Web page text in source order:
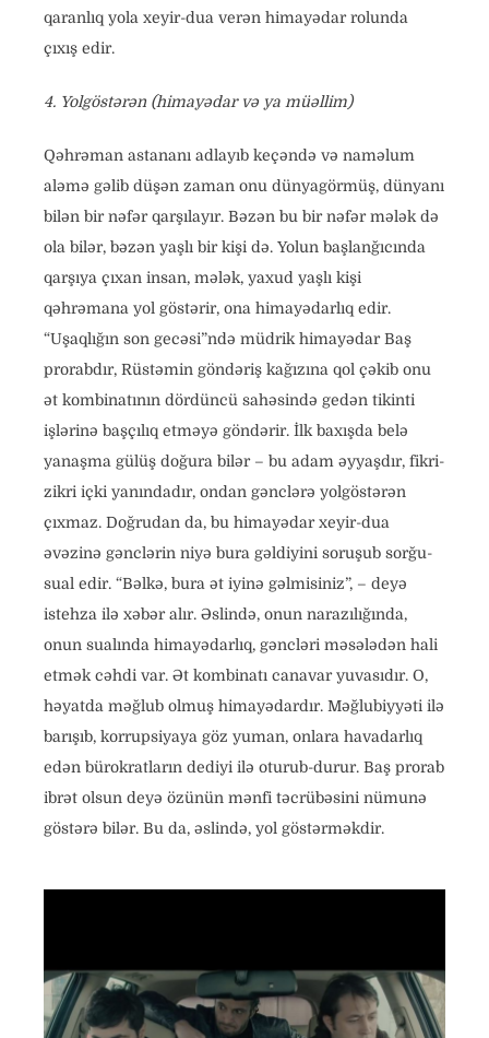
qaranlıq yola xeyir-dua verən himayədar rolunda
çıxış edir.
4. Yolgöstərən (himayədar və ya müəllim)
Qəhrəman astananı adlayıb keçəndə və naməlum
aləmə gəlib düşən zaman onu dünyagörmüş, dünyanı
bilən bir nəfər qarşılayır. Bəzən bu bir nəfər mələk də
ola bilər, bəzən yaşlı bir kişi də. Yolun başlanğıcında
qarşıya çıxan insan, mələk, yaxud yaşlı kişi
qəhrəmana yol göstərir, ona himayədarlıq edir.
“Uşaqlığın son gecəsi”ndə müdrik himayədar Baş
prorabdır, Rüstəmin göndəriş kağızına qol çəkib onu
ət kombinatının dördüncü sahəsində gedən tikinti
işlərinə başçılıq etməyə göndərir. İlk baxışda belə
yanaşma gülüş doğura bilər – bu adam əyyaşdır, fikri-
zikri içki yanındadır, ondan gənclərə yolgöstərən
çıxmaz. Doğrudan da, bu himayədar xeyir-dua
əvəzinə gənclərin niyə bura gəldiyini soruşub sorğu-
sual edir. “Bəlkə, bura ət iyinə gəlmisiniz”, – deyə
istehza ilə xəbər alır. Əslində, onun narazılığında,
onun sualında himayədarlıq, gəncləri məsələdən hali
etmək cəhdi var. Ət kombinatı canavar yuvasıdır. O,
həyatda məğlub olmuş himayədardır. Məğlubiyyəti ilə
barışıb, korrupsiyaya göz yuman, onlara havadarlıq
edən bürokratların dediyi ilə oturub-durur. Baş prorab
ibrət olsun deyə özünün mənfi təcrübəsini nümunə
göstərə bilər. Bu da, əslində, yol göstərməkdir.